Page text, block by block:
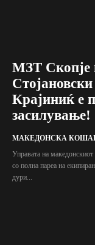
МЗТ Скопје
Крајиниќ е
засилување!
МАКЕДОНСКА
Управата на
со полна пареа на
дури...